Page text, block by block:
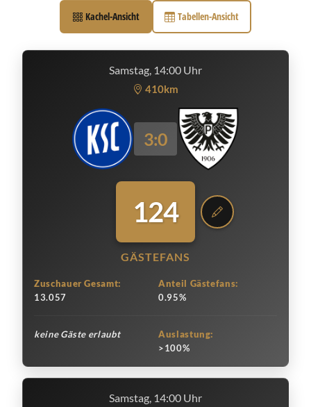
Kachel-Ansicht Tabellen-Ansicht
Samstag, 14:00 Uhr
410km
3:0
124
GÄSTEFANS
Zuschauer Gesamt:
13.057
Anteil Gästefans:
0.95%
keine Gäste erlaubt
Auslastung:
>100%
Samstag, 14:00 Uhr